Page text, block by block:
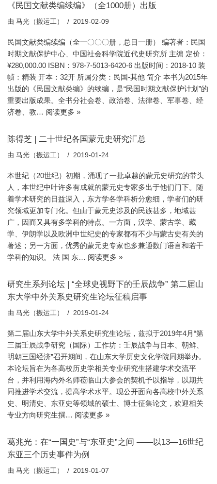
《民国文献类编续编》（全1000册）出版
由 马光（搬运工） 2019-02-09
民国文献类编续编（全一〇〇〇册，总目一册） 编著者：民国
时期文献保护中心、中国社会科学院近代史研究所 主编 定价：
¥280,000.00 ISBN：978-7-5013-6420-6 出版时间：2018-10 装
帧：精装 开本：32开 所属分类：民国-其他 简介 本书为2015年
出版的《民国文献类编》的续编，是“民国时期文献保护计划”的
重要出版成果。全书分社会卷、政治卷、法律卷、军事卷、经
济卷、教… 阅读更多 »
陈得芝 | 二十世纪各国蒙元史研究汇总
由 马光（搬运工） 2019-01-24
本世纪（20世纪）初期，涌现了一批卓越的蒙元史研究的带头
人，本世纪中叶许多有成就的蒙元史专家多出于他们门下。随
着学术研究的日益深入，东方学各学科析分愈细，学者们的研
究领域更加专门化。但由于蒙元史涉及的民族甚多，地域甚
广，因而又具有多学科的特点。一方面，汉学、蒙古学、藏
学、伊朗学以及欧洲中世纪史的专家都有不少与蒙古史有关的
著述；另一方面，优秀的蒙元史专家也多兼通数门语言和若干
学科的知识。 法 国 东… 阅读更多 »
研究生系列论坛 | “全球史视野下的壬辰战争” 第二届山
东大学中外关系史研究生论坛征稿启事
由 马光（搬运工） 2019-01-24
第二届山东大学中外关系史研究生论坛，兹拟于2019年4月“第
三届壬辰战争研究（国际）工作坊：壬辰战争与日本、朝鲜、
明朝三国经济”召开期间，在山东大学历史文化学院同期举办。
本论坛旨在为各高校历史学相关专业研究生搭建学术交流平
台，并利用海内外名师莅临山大参会的契机予以指导，以期共
同推进学术交流，提高学术水平。现公开面向各高校中外关系
史、明清史、东亚史等领域的硕士、博士征集论文，欢迎相关
专业方向研究生撰… 阅读更多 »
葛兆光：在“一国史”与“东亚史”之间 ——以13—16世纪
东亚三个历史事件为例
由 马光（搬运工） 2019-01-07